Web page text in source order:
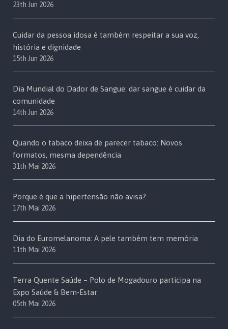
23th Jun 2026
Cuidar da pessoa idosa é também respeitar a sua voz,
história e dignidade
15th Jun 2026
Dia Mundial do Dador de Sangue: dar sangue é cuidar da
comunidade
14th Jun 2026
Quando o tabaco deixa de parecer tabaco: Novos
formatos, mesma dependência
31th Mai 2026
Porque é que a hipertensão não avisa?
17th Mai 2026
Dia do Euromelanoma: A pele também tem memória
11th Mai 2026
Terra Quente Saúde – Polo de Mogadouro participa na
Expo Saúde & Bem-Estar
05th Mai 2026